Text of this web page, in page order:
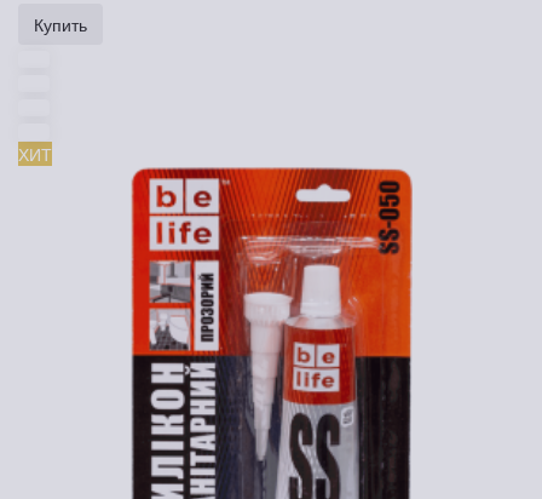
Купить
ХИТ